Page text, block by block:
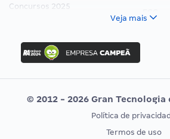
Concursos 2025
Concurso Nacional Unificado
Concurso Ibama
Concurso MPU
Editais publicados
CONCURSOS POR PROFISSÃO
Veja mais
© 2012 - 2026 Gran Tecnologia
Política de
Termos de uso